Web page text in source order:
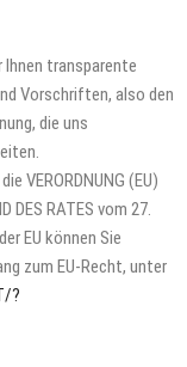
Ihnen transparente
Vorschriften, also den
die uns
VERORDNUNG (EU)
DES RATES vom 27.
EU können Sie
zum EU-Recht, unter
?